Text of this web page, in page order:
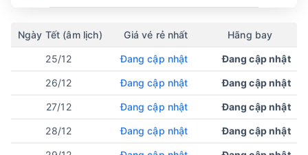
Ngày Tết (âm lịch) Giá vé rẻ nhất Hãng bay
25/12 Đang cập nhật Đang cập nhật
26/12 Đang cập nhật Đang cập nhật
27/12 Đang cập nhật Đang cập nhật
28/12 Đang cập nhật Đang cập nhật